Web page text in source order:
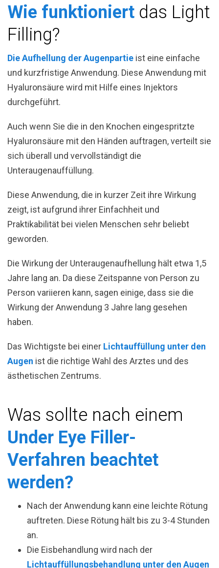
Wie funktioniert das Light
Filling?
Die Aufhellung der Augenpartie ist eine einfache
und kurzfristige Anwendung. Diese Anwendung mit
Hyaluronsäure wird mit Hilfe eines Injektors
durchgeführt.
Auch wenn Sie die in den Knochen eingespritzte
Hyaluronsäure mit den Händen auftragen, verteilt sie
sich überall und vervollständigt die
Unteraugenauffüllung.
Diese Anwendung, die in kurzer Zeit ihre Wirkung
zeigt, ist aufgrund ihrer Einfachheit und
Praktikabilität bei vielen Menschen sehr beliebt
geworden.
Die Wirkung der Unteraugenaufhellung hält etwa 1,5
Jahre lang an. Da diese Zeitspanne von Person zu
Person variieren kann, sagen einige, dass sie die
Wirkung der Anwendung 3 Jahre lang gesehen
haben.
Das Wichtigste bei einer Lichtauffüllung unter den
Augen ist die richtige Wahl des Arztes und des
ästhetischen Zentrums.
Was sollte nach einem
Under Eye Filler-
Verfahren beachtet
werden?
Nach der Anwendung kann eine leichte Rötung
auftreten. Diese Rötung hält bis zu 3-4 Stunden
an.
Die Eisbehandlung wird nach der
Lichtauffüllungsbehandlung unter den Augen